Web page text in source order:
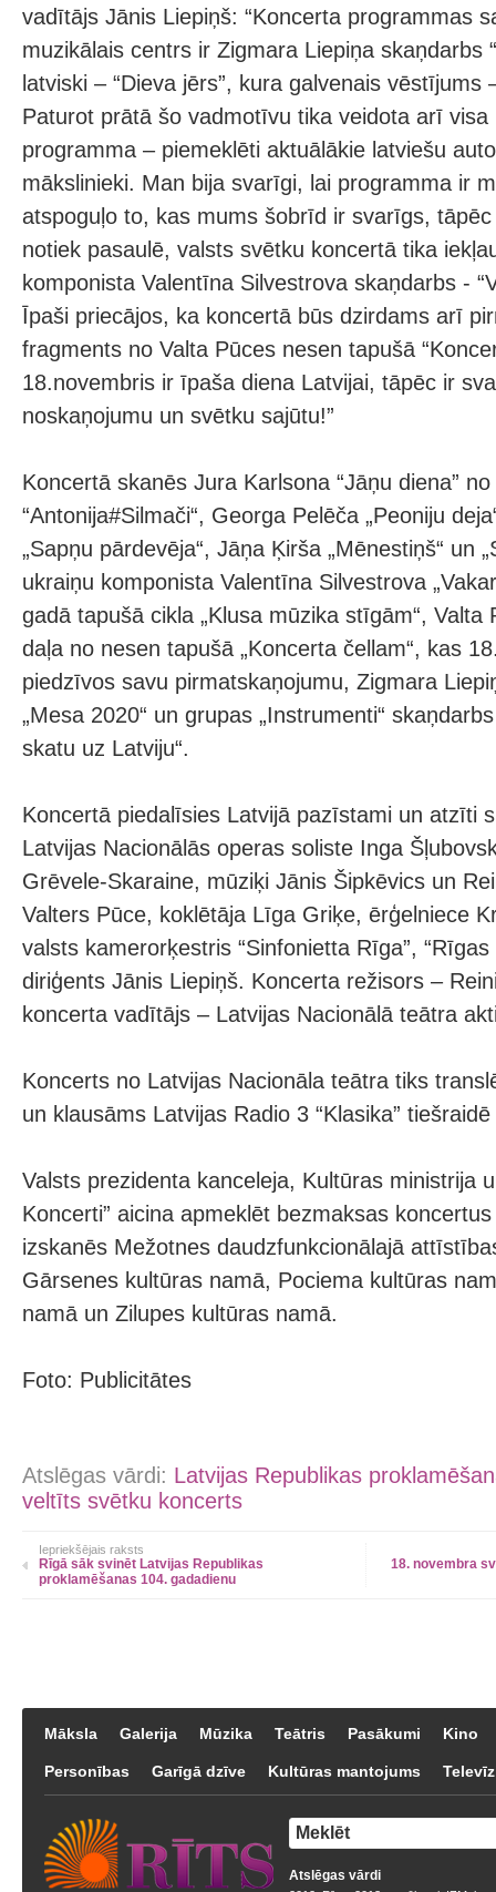
vadītājs Jānis Liepiņš: “Koncerta programmas
muzikālais centrs ir Zigmara Liepiņa skaņdarbs
latviski – “Dieva jērs”, kura galvenais vēstījums
Paturot prātā šo vadmotīvu tika veidota arī visa
programma – piemeklēti aktuālākie latviešu
mākslinieki. Man bija svarīgi, lai programma ir
atspoguļo to, kas mums šobrīd ir svarīgs,
notiek pasaulē, valsts svētku koncertā tika
komponista Valentīna Silvestrova skaņdarbs -
Īpaši priecājos, ka koncertā būs dzirdams arī
fragments no Valta Pūces nesen tapušā
18.novembris ir īpaša diena Latvijai, tāpēc ir
noskaņojumu un svētku sajūtu!”
Koncertā skanēs Jura Karlsona “Jāņu diena”
“Antonija#Silmači“, Georga Pelēča „Peoniju
„Sapņu pārdevēja“, Jāņa Ķirša „Mēnestiņš“ un
ukraiņu komponista Valentīna Silvestrova
gadā tapušā cikla „Klusa mūzika stīgām“, Valta
daļa no nesen tapušā „Koncerta čellam“, kas
piedzīvos savu pirmatskaņojumu, Zigmara
„Mesa 2020“ un grupas „Instrumenti“
skatu uz Latviju“.
Koncertā piedalīsies Latvijā pazīstami un atzīti
Latvijas Nacionālās operas soliste Inga
Grēvele-Skaraine, mūziķi Jānis Šipkēvics un
Valters Pūce, koklētāja Līga Griķe, ērģelniece
valsts kamerorķestris “Sinfonietta Rīga”,
diriģents Jānis Liepiņš. Koncerta režisors –
koncerta vadītājs – Latvijas Nacionālā teātra
Koncerts no Latvijas Nacionāla teātra tiks
un klausāms Latvijas Radio 3 “Klasika”
Valsts prezidenta kanceleja, Kultūras ministrija
Koncerti” aicina apmeklēt bezmaksas
izskanēs Mežotnes daudzfunkcionālajā
Gārsenes kultūras namā, Pociema kultūras
namā un Zilupes kultūras namā.
Foto: Publicitātes
Atslēgas vārdi: Latvijas Republikas
veltīts svētku koncerts
Iepriekšējais raksts
Rīgā sāk svinēt Latvijas Republikas
proklamēšanas 104. gadadienu
18. novembra
Māksla Galerija Mūzika Teātris Pasākumi Kino
Personības Garīgā dzīve Kultūras mantojums
Atslēgas vārdi